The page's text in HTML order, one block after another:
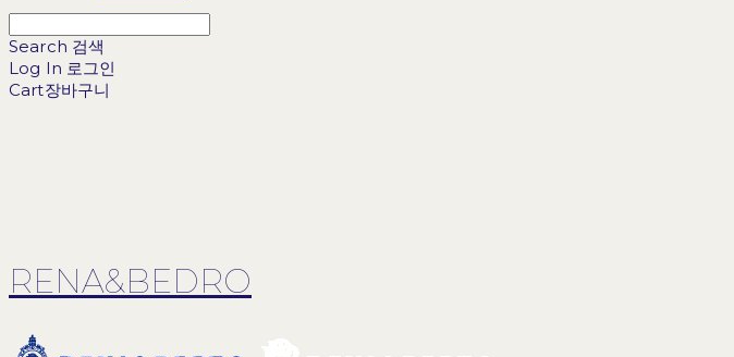
Search 검색
Log In 로그인
Cart장바구니
RENA&BEDRO